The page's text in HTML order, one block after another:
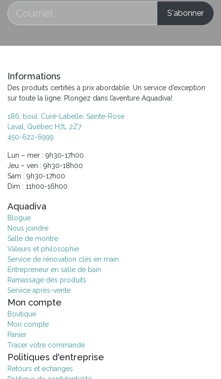
Informations
Des produits certifiés à prix abordable. Un service d’exception
sur toute la ligne. Plongez dans l’aventure Aquadiva!
186, boul. Curé-Labelle, Sainte-Rose
Laval, Québec H7L 2Z7
450-622-6999
Lun – mer : 9h30-17h00
Jeu – ven : 9h30-18h00
Sam : 9h30-17h00
Dim : 11h00-16h00
Aquadiva
Blogue
Nous joindre
Salle de montre
Valeurs et philosophie
Service de rénovation clés en main
Entrepreneur en salle de bain
Ramassage des produits
Service après-vente
Mon compte
Boutique
Mon compte
Panier
Tracer votre commande
Politiques d'entreprise
Retours et échanges